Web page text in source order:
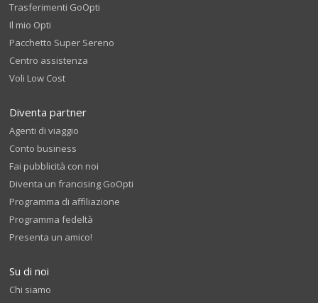
Trasferimenti GoOpti
Il mio Opti
Pacchetto Super Sereno
Centro assistenza
Voli Low Cost
Diventa partner
Agenti di viaggio
Conto business
Fai pubblicità con noi
Diventa un francising GoOpti
Programma di affiliazione
Programma fedeltà
Presenta un amico!
Su di noi
Chi siamo